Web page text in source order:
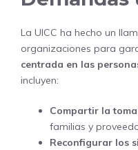
La UICC ha hecho un
organizaciones para
centrada en las
incluyen:
Compartir la
familias y
Reconfigurar los